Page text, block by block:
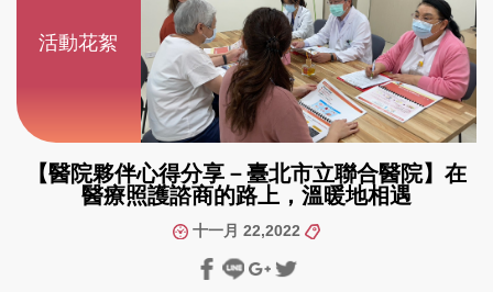
活動花絮
【醫院夥伴心得分享－臺北市立聯合醫院】在
醫療照護諮商的路上，溫暖地相遇
十一月 22,2022